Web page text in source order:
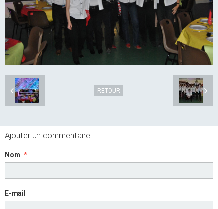
RETOUR
Ajouter un commentaire
Nom
E-mail